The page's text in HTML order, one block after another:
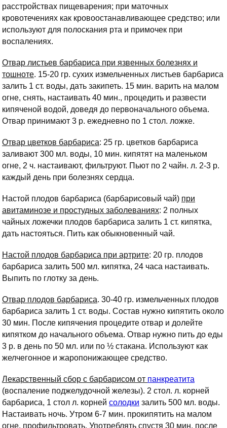
расстройствах пищеварения; при маточных
кровотечениях как кровоостанавливающее средство; или
используют для полоскания рта и примочек при
воспалениях.
Отвар листьев барбариса при язвенных болезнях и
тошноте. 15-20 гр. сухих измельченных листьев барбариса
залить 1 ст. воды, дать закипеть. 15 мин. варить на малом
огне, снять, настаивать 40 мин., процедить и развести
кипяченой водой, доведя до первоначального объема.
Отвар принимают 3 р. ежедневно по 1 стол. ложке.
Отвар цветков барбариса: 25 гр. цветков барбариса
заливают 300 мл. воды, 10 мин. кипятят на маленьком
огне, 2 ч. настаивают, фильтруют. Пьют по 2 чайн. л. 2-3 р.
каждый день при болезнях сердца.
Настой плодов барбариса (барбарисовый чай) при
авитаминозе и простудных заболеваниях: 2 полных
чайных ложечки плодов барбариса залить 1 ст. кипятка,
дать настояться. Пить как обыкновенный чай.
Настой плодов барбариса при артрите: 20 гр. плодов
барбариса залить 500 мл. кипятка, 24 часа настаивать.
Выпить по глотку за день.
Отвар плодов барбариса. 30-40 гр. измельченных плодов
барбариса залить 1 ст. воды. Состав нужно кипятить около
30 мин. После кипячения процедите отвар и долейте
кипятком до начального объема. Отвар нужно пить до еды
3 р. в день по 50 мл. или по ½ стакана. Используют как
желчегонное и жаропонижающее средство.
Лекарственный сбор с барбарисом от панкреатита
(воспаление поджелудочной железы). 2 стол. л. корней
барбариса, 1 стол л. корней солодки залить 500 мл. воды.
Настаивать ночь. Утром 6-7 мин. прокипятить на малом
огне, профильтровать. Употреблять спустя 30 мин. после